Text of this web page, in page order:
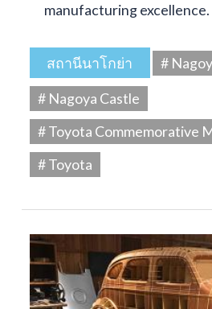
manufacturing
สถานีนาโกย่า
#
# Nagoya Castle
# Toyota Commemorative
# Toyota